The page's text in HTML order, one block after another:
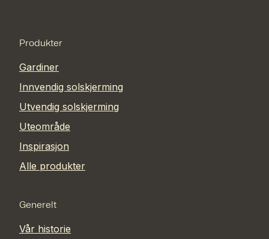
Produkter
Gardiner
Innvendig solskjerming
Utvendig solskjerming
Uteområde
Inspirasjon
Alle produkter
Generelt
Vår historie